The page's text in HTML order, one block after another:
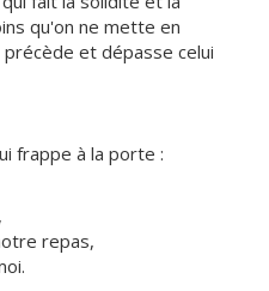
qu'on ne mette en
et dépasse celui
frappe à la porte :
repas,